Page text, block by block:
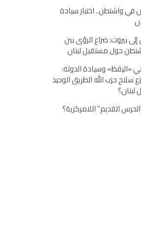
واشنطن.. اختبار سيادة
بيروت: صراع الرؤى بين
حول مستقبل لبنان
«اليقظ» وسيادة الدولة:
سلاح حزب الله الطريق الوحيد
القديم” اللامركزية؟